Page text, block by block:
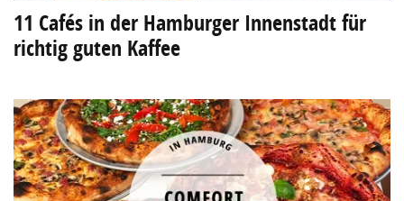
11 Cafés in der Hamburger Innenstadt für
richtig guten Kaffee